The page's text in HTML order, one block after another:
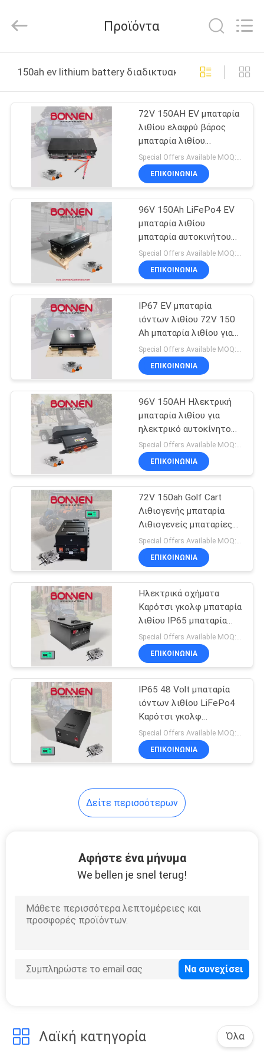
ΠΡΟΪΌΝΤΑ
ΣΧΕΤΙΚΆ
ΕΜΆΣ
ΓΎΡΟΣ
ΕΡΓΟΣΤΑΣΊΩΝ
ΠΟΙΟΤΙΚΌΣ
ΈΛΕΓΧΟΣ
ΕΠΑΦΉ
ΝΈΑ
SITEMAP
ΠΟΛΙΤΙΚΉ
ΑΠΟΡΡΉΤΟΥ
Technology
Rights
Προϊόντα
150ah ev lithium battery διαδικτυακή κατασκευή
72V 150AH EV μπαταρία
λιθίου ελαφρύ βάρος
μπαταρία λιθίου
αυτοκινήτου για
ηλεκτρικό LSV UTV
Special Offers Available MOQ:2 μονάδες
ΕΠΙΚΟΙΝΩΝΊΑ
96V 150Ah LiFePo4 EV
μπαταρία λιθίου
μπαταρία αυτοκινήτου
ιόντων λιθίου με BMS
για αυτοκίνητα
αναβάθμισης
ΕΠΙΚΟΙΝΩΝΊΑ
IP67 EV μπαταρία
ιόντων λιθίου 72V 150
Ah μπαταρία λιθίου για
μικρά επιβατικά
αυτοκίνητα
ΕΠΙΚΟΙΝΩΝΊΑ
96V 150AH Ηλεκτρική
μπαταρία λιθίου για
ηλεκτρικό αυτοκίνητο
Για ATVs Οχήματα εκτός
δρόμου
Special Offers Available MOQ:2 μονάδες
ΕΠΙΚΟΙΝΩΝΊΑ
72V 150ah Golf Cart
Λιθιογενής μπαταρία
Λιθιογενείς μπαταρίες
για RV, τουριστικά
οχήματα
Special Offers Available MOQ:2 μονάδες
ΕΠΙΚΟΙΝΩΝΊΑ
Ηλεκτρικά οχήματα
Καρότσι γκολφ μπαταρία
λιθίου IP65 μπαταρία
ιόντων λιθίου 48V
150Ah
ΕΠΙΚΟΙΝΩΝΊΑ
IP65 48 Volt μπαταρία
ιόντων λιθίου LiFePo4
Καρότσι γκολφ
Συσκευές μπαταριών
λιθίου για EZGO TXT
ΕΠΙΚΟΙΝΩΝΊΑ
Δείτε περισσότερων
Αφήστε ένα μήνυμα
We bellen je snel terug!
Λαϊκή κατηγορία Όλα